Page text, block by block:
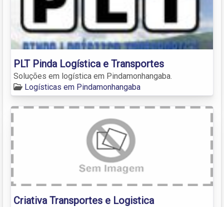
PLT Pinda Logística e Transportes
Soluções em logística em Pindamonhangaba.
Logísticas em Pindamonhangaba
Criativa Transportes e Logistica